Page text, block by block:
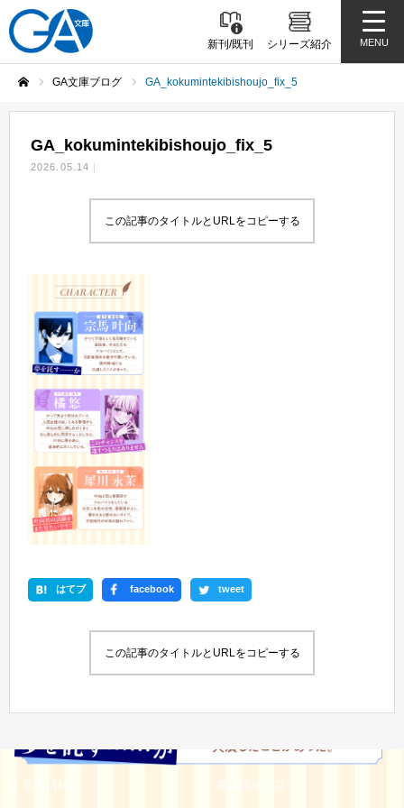
新刊/既刊 シリーズ紹介 MENU
GA文庫ブログ GA_kokumintekibishoujo_fix_5
GA_kokumintekibishoujo_fix_5
2026.05.14
この記事のタイトルとURLをコピーする
はてブ facebook tweet
この記事のタイトルとURLをコピーする
新刊情報 書籍情報一覧